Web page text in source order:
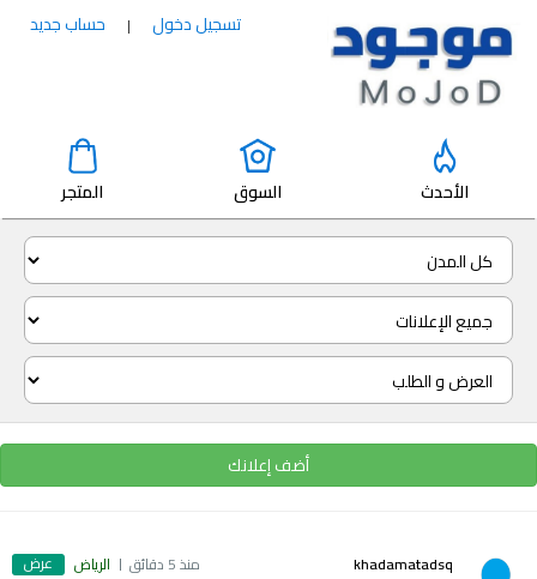
تسجيل دخول | حساب جديد
الأحدث السوق المتجر
أضف إعلانك
khadamatadsq منذ 5 دقائق الرياض عرض